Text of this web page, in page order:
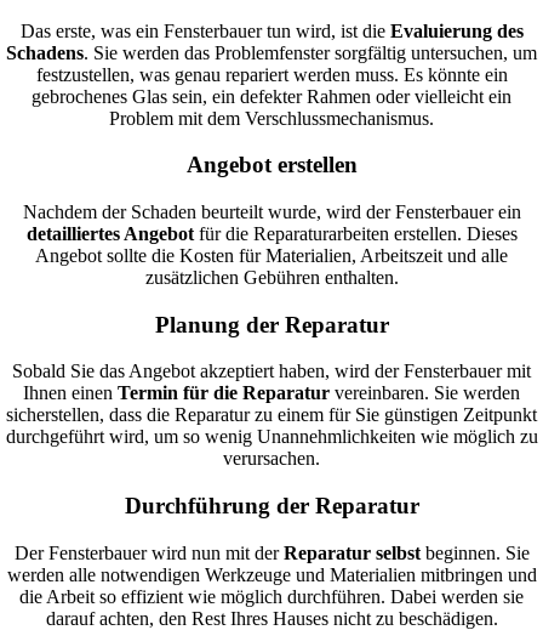
Das erste, was ein Fensterbauer tun wird, ist die Evaluierung des
Schadens. Sie werden das Problemfenster sorgfältig untersuchen, um
festzustellen, was genau repariert werden muss. Es könnte ein
gebrochenes Glas sein, ein defekter Rahmen oder vielleicht ein
Problem mit dem Verschlussmechanismus.
Angebot erstellen
Nachdem der Schaden beurteilt wurde, wird der Fensterbauer ein
detailliertes Angebotfür die Reparaturarbeiten erstellen. Dieses
Angebot sollte die Kosten für Materialien, Arbeitszeit und alle
zusätzlichen Gebühren enthalten.
Planung der Reparatur
Sobald Sie das Angebot akzeptiert haben, wird der Fensterbauer mit
Ihnen einen Termin für die Reparatur vereinbaren. Sie werden
sicherstellen, dass die Reparatur zu einem für Sie günstigen Zeitpunkt
durchgeführt wird, um so wenig Unannehmlichkeiten wie möglich zu
verursachen.
Durchführung der Reparatur
Der Fensterbauer wird nun mit derReparatur selbstbeginnen. Sie
werden alle notwendigen Werkzeuge und Materialien mitbringen und
die Arbeit so effizient wie möglich durchführen. Dabei werden sie
darauf achten, den Rest Ihres Hauses nicht zu beschädigen.